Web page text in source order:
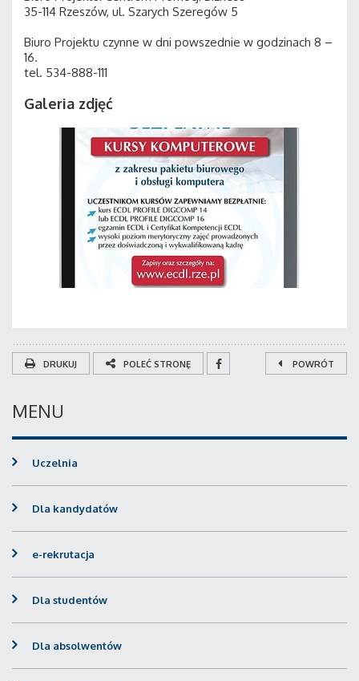
35-114 Rzeszów, ul. Szarych Szeregów 5
Biuro Projektu czynne w dni powszednie w godzinach 8 –
16.
tel. 534-888-111
Galeria zdjęć
DRUKUJ POLEĆ STRONĘ POWRÓT
MENU
Uczelnia
Dla kandydatów
e-rekrutacja
Dla studentów
Dla absolwentów